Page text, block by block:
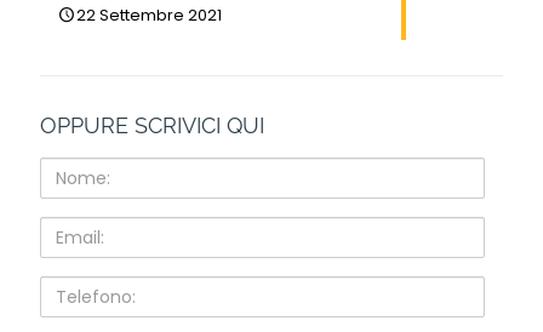
22 Settembre 2021
OPPURE SCRIVICI QUI
Nome:
Email:
Telefono: